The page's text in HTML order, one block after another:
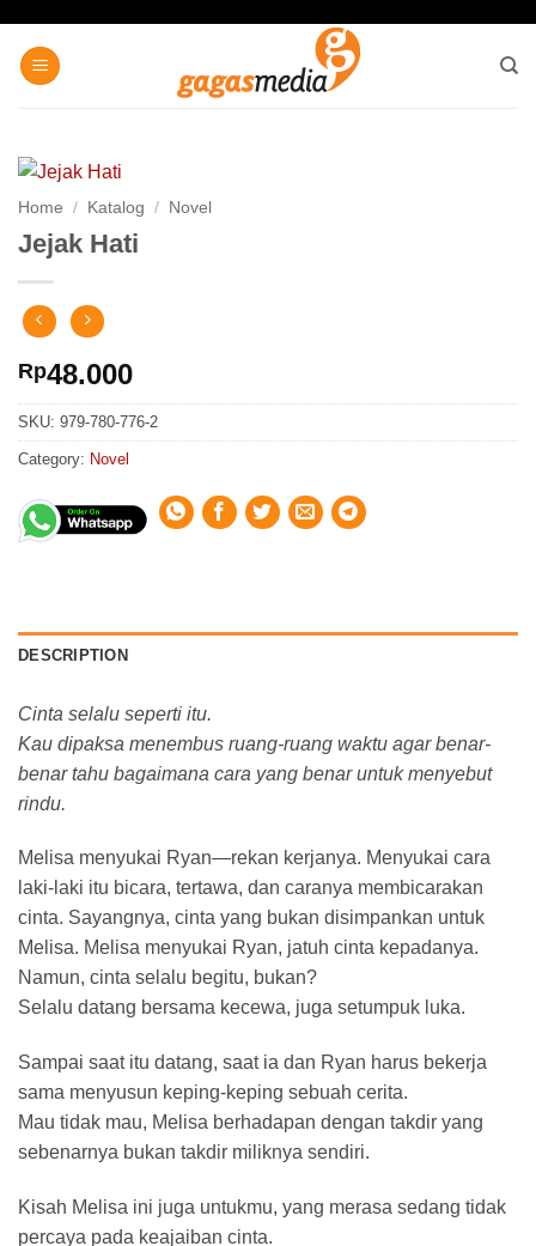
content
Home / Katalog / Novel
Jejak Hati
Rp48.000
SKU: 979-780-776-2
Category: Novel
DESCRIPTION
Cinta selalu seperti itu.
Kau dipaksa menembus ruang-ruang waktu agar benar-
benar tahu bagaimana cara yang benar untuk menyebut
rindu.
Melisa menyukai Ryan—rekan kerjanya. Menyukai cara
laki-laki itu bicara, tertawa, dan caranya membicarakan
cinta. Sayangnya, cinta yang bukan disimpankan untuk
Melisa. Melisa menyukai Ryan, jatuh cinta kepadanya.
Namun, cinta selalu begitu, bukan?
Selalu datang bersama kecewa, juga setumpuk luka.
Sampai saat itu datang, saat ia dan Ryan harus bekerja
sama menyusun keping-keping sebuah cerita.
Mau tidak mau, Melisa berhadapan dengan takdir yang
sebenarnya bukan takdir miliknya sendiri.
Kisah Melisa ini juga untukmu, yang merasa sedang tidak
percaya pada keajaiban cinta.